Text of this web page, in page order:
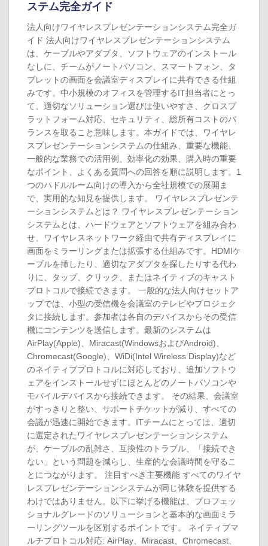
ステム完全ガイド
法人向けワイヤレスプレゼンテーションシステム完全ガ
イド 法人向けワイヤレスプレゼンテーションシステム
は、ケーブルやアダプタ、ソフトウェアのインストール
なしに、チームがノートパソコン、スマートフォン、タ
ブレットの画面を会議室ディスプレイに共有できる仕組
みです。中小規模のオフィスを管理するIT担当者にとっ
て、適切なソリューション選びは使いやすさ、クロスプ
ラットフォーム対応、セキュリティ、総所有コストのバ
ランスを取ること意味します。本ガイドでは、ワイヤレ
スプレゼンテーションシステムの仕組み、重要な機能、
一般的な業務での活用例、効率化の効果、購入時の重要
なポイント、よくある質問への回答を順に説明します。1
つのハドルルーム向けの導入から全社規模での展開ま
で、実用的な知見を提供します。 ワイヤレスプレゼンテ
ーションシステムとは？ ワイヤレスプレゼンテーション
システムとは、ハードウェアとソフトウェアを組み合わ
せ、ワイヤレスネットワーク経由で共有ディスプレイに
画面をミラーリングまたは拡張する仕組みです。HDMIケ
ーブルを挿したり、適切なアダプタを探したりする代わ
りに、タップ、クリック、またはネイティブのキャスト
プロトコルで接続できます。 一般的な法人向けセットア
ップでは、小型の受信機を会議室のテレビやプロジェク
タに接続します。参加者は各自のデバイスからその受信
機にコンテンツを送信します。最新のシステムは
AirPlay(Apple)、Miracast(WindowsおよびAndroid)、
Chromecast(Google)、WiDi(Intel Wireless Display)など
のネイティブプロトコルに対応しており、追加ソフトウ
ェアをインストールせずにほとんどのノートパソコンや
モバイルデバイスから接続できます。 その結果、会議室
がすっきりと整い、サポートチケットが減り、すべての
会議が迅速に開始できます。ITチームにとっては、適切
に選定されたワイヤレスプレゼンテーションシステム
が、ケーブルの乱雑さ、互換性のトラブル、「接続でき
ない」という問題を減らし、生産的な会議時間を守るこ
とにつながります。 注目すべき主要機能 すべてのワイヤ
レスプレゼンテーションシステムが同じ体験を提供する
わけではありません。以下に挙げる機能は、プロフェッ
ショナルグレードのソリューションと基本的な画面ミラ
ーリングツールを区別するポイントです。 ネイティブマ
ルチプロトコル対応: AirPlay、Miracast、Chromecast、